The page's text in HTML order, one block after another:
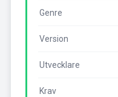
Genre
Version
Utvecklare
Krav